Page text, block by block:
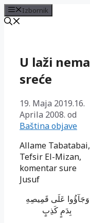
Izbornik
sadržajU laži nema
sreće
19. Maja 2019.16.
Aprila 2008. od
Baština objave
Allame Tabatabai,
Tefsir El-Mizan,
komentar sure
Jusuf
وَجَآؤُوا عَلَى قَمِيصِهِ